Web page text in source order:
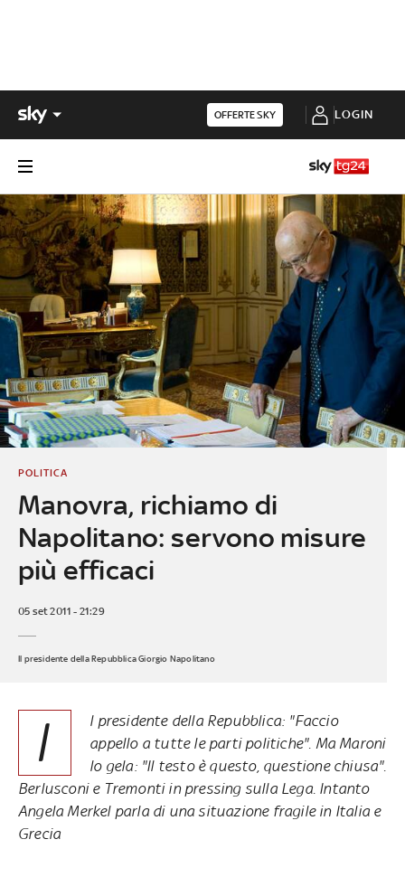
OFFERTE SKY LOGIN
Manovra, richiamo di
Napolitano: servono misure
più efficaci
POLITICA
05 set 2011 - 21:29
Il presidente della Repubblica Giorgio Napolitano
I
l presidente della Repubblica: "Faccio
appello a tutte le parti politiche". Ma Maroni
lo gela: "Il testo è questo, questione chiusa".
Berlusconi e Tremonti in pressing sulla Lega. Intanto
Angela Merkel parla di una situazione fragile in Italia e
Grecia